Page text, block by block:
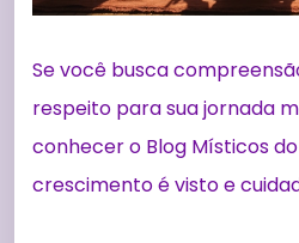
Se você busca
respeito para sua jornada
conhecer o Blog Místicos
crescimento é visto e